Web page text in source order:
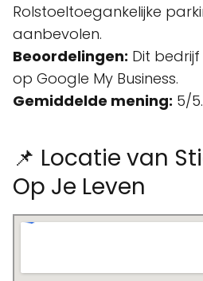
Rolstoeltoegankelijke
aanbevolen.
Beoordelingen: Dit
op Google My Business.
Gemiddelde mening: 5/5.
📌 Locatie van
Op Je Leven